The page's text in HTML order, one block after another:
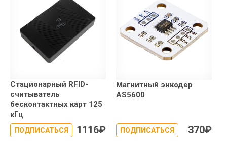
Стационарный RFID-
считыватель
бесконтактных карт 125
кГц
ПОДПИСАТЬСЯ 1116₽
Магнитный энкодер
AS5600
ПОДПИСАТЬСЯ 370₽